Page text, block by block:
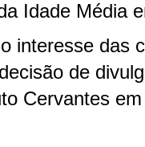
Idade Média
interesse das
de
Cervantes